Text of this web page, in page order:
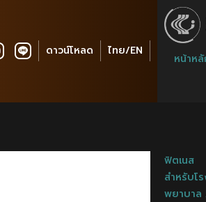
ดาวน์โหลด ไทย/EN
หน้าห
ฟิตเนส
สำหรับโ
พยาบาล